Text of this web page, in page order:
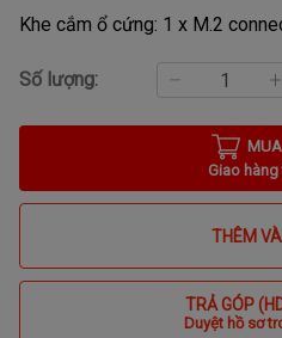
Khe cắm ổ cứng: 1 x M.2
Số lượng:
Giao hàng
THÊM
TRẢ GÓP
Duyệt hồ sơ